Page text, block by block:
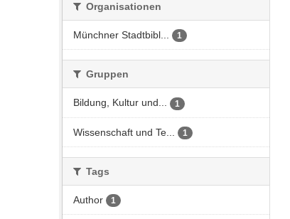
Organisationen
Münchner Stadtbibl... 1
Gruppen
Bildung, Kultur und... 1
Wissenschaft und Te... 1
Tags
Author 1